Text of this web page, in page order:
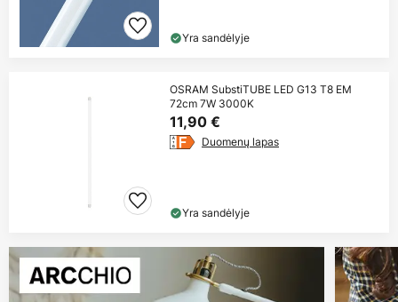
Yra sandėlyje
OSRAM SubstiTUBE LED G13 T8 EM
72cm 7W 3000K
11,90 €
Duomenų lapas
Yra sandėlyje